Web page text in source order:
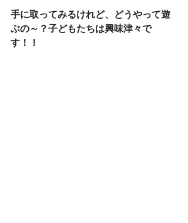
手に取ってみるけれど、どうやって遊
ぶの～？子どもたちは興味津々で
す！！